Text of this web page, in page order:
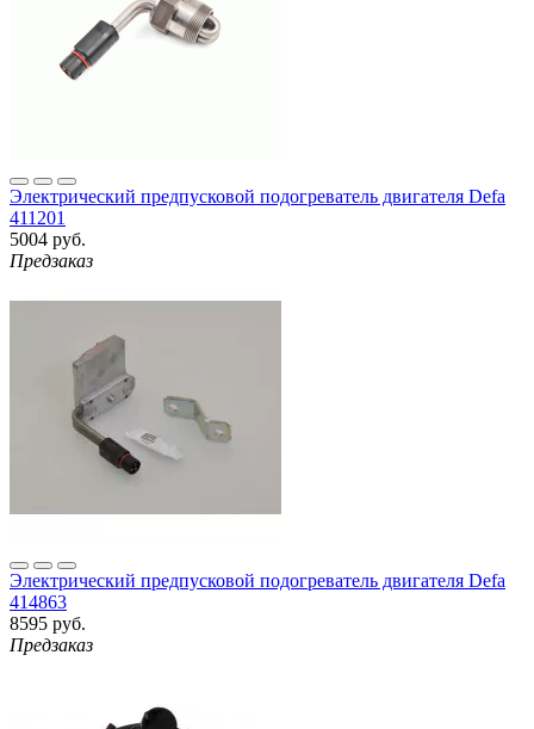
Электрический предпусковой подогреватель двигателя Defa
411201
5004 руб.
Предзаказ
Электрический предпусковой подогреватель двигателя Defa
414863
8595 руб.
Предзаказ